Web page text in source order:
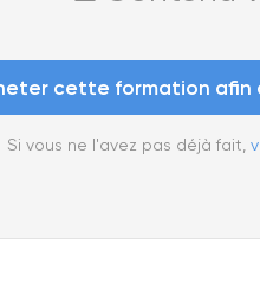
cette formation afin
Si vous ne l'avez pas déjà fait,